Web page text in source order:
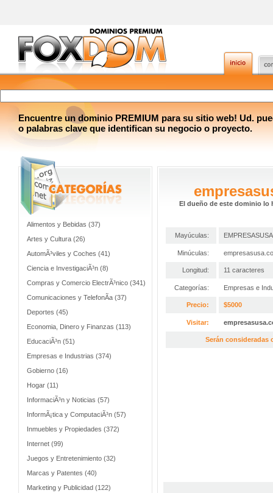
Encuentre un dominio PREMIUM para su sitio web! Ud.
o palabras clave que identifican su negocio o proyecto.
Alimentos y Bebidas (37)
Artes y Cultura (26)
AutomÃ³viles y Coches (41)
Ciencia e InvestigaciÃ³n (8)
Compras y Comercio ElectrÃ³nico (341)
Comunicaciones y TelefonÃ­a (37)
Deportes (45)
Economia, Dinero y Finanzas (113)
EducaciÃ³n (51)
Empresas e Industrias (374)
Gobierno (16)
Hogar (11)
InformaciÃ³n y Noticias (57)
InformÃ¡tica y ComputaciÃ³n (57)
Inmuebles y Propiedades (372)
Internet (99)
Juegos y Entretenimiento (32)
Marcas y Patentes (40)
Marketing y Publicidad (122)
El dueño de este dominio lo
Mayúculas:
Minúculas:
Longitud: 11 caracteres
Categorías: Empresas e
Precio: $5000
Visitar:
Serán consideradas